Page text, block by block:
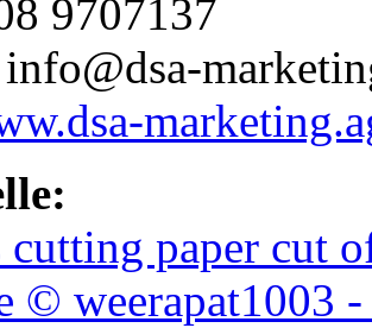
9707137
cutting paper cut
© weerapat1003